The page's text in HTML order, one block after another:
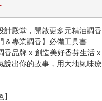
計殿堂，開啟更多元精油調
＆專業調香】必備工具書
香品牌 x 創造美好香芬生活
說出你的故事，用大地氣味
】